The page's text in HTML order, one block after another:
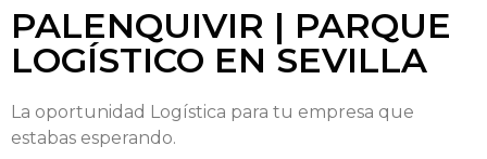
PALENQUIVIR | PARQUE
LOGÍSTICO EN SEVILLA
La oportunidad Logística para tu empresa que
estabas esperando.